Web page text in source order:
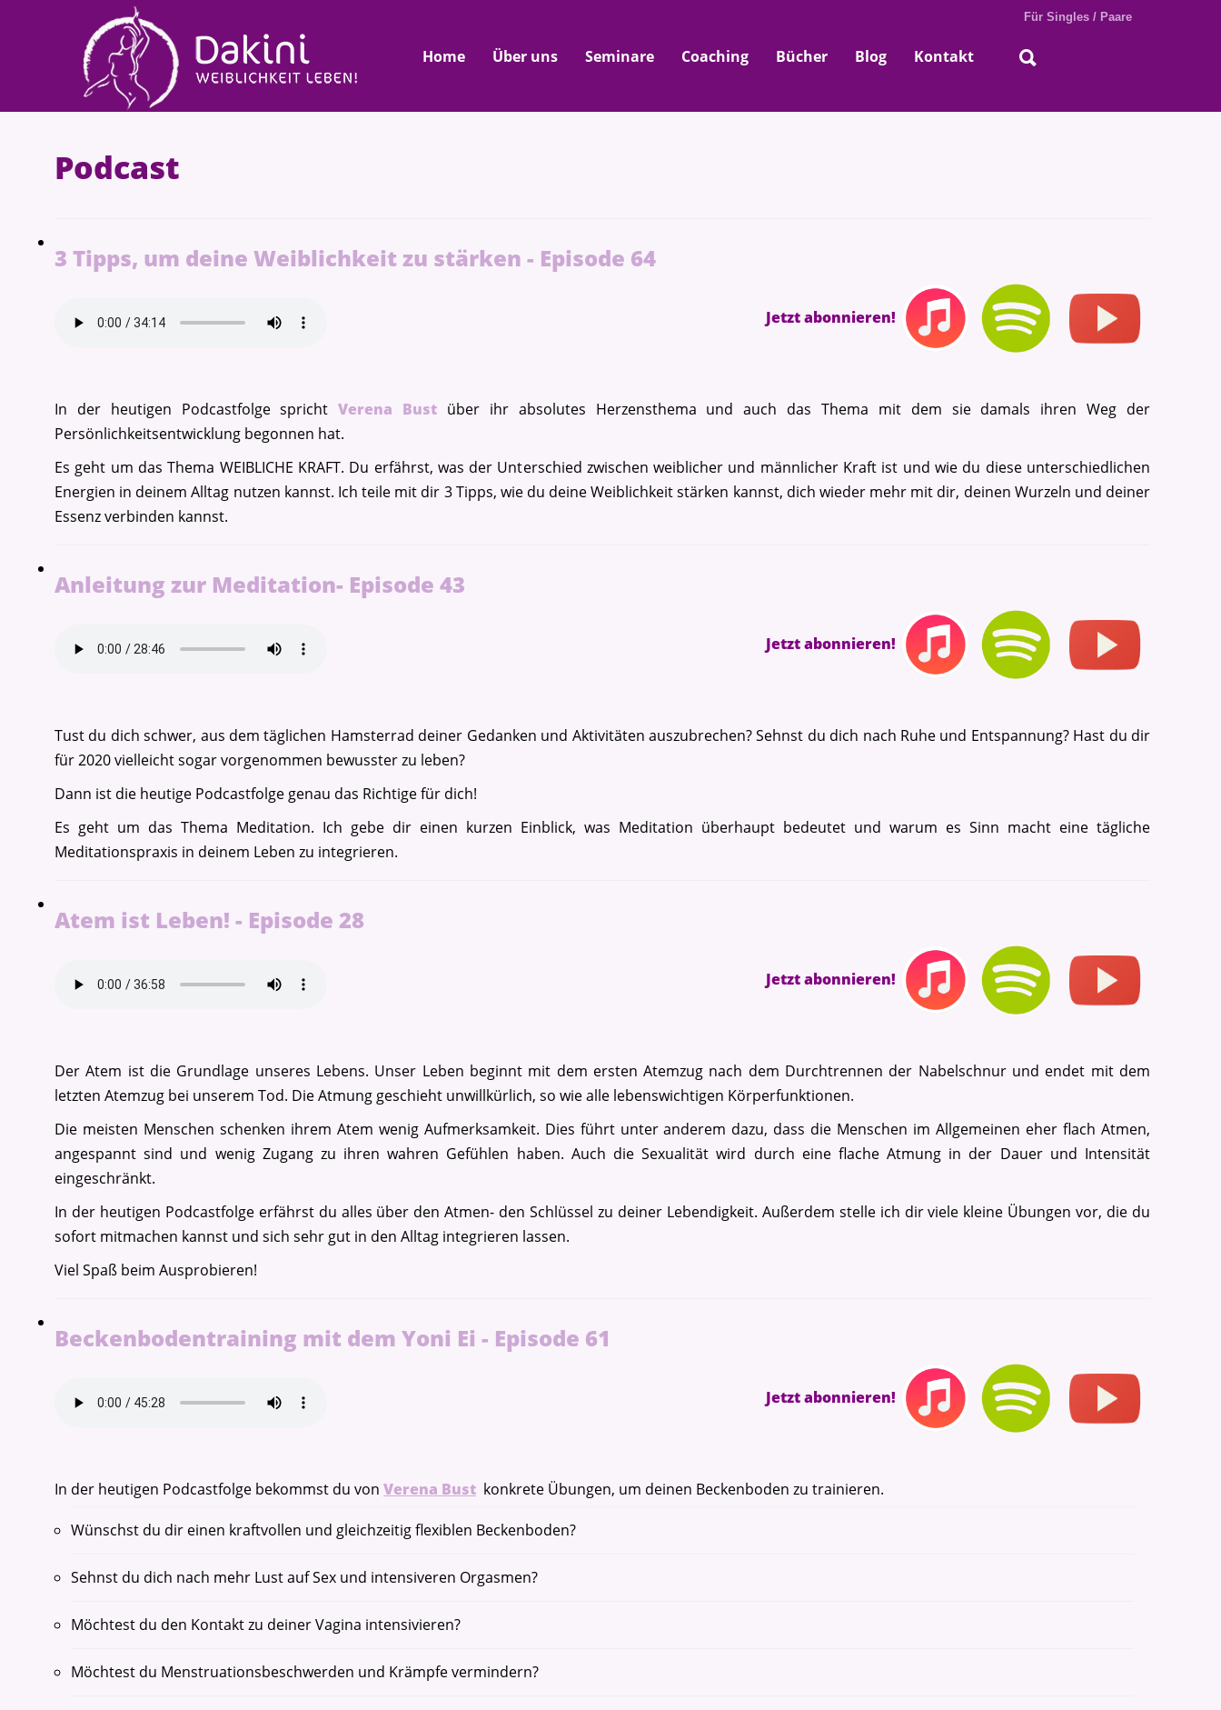
Für Singles / Paare
Home Über uns Seminare Coaching Bücher Blog Kontakt
Podcast
3 Tipps, um deine Weiblichkeit zu stärken - Episode 64
Jetzt abonnieren!
In der heutigen Podcastfolge sprichtVerena Bust über ihr absolutes Herzensthema und auch das Thema mit dem sie damals ihren Weg der
Persönlichkeitsentwicklung begonnen hat.
Es geht um das Thema WEIBLICHE KRAFT. Du erfährst, was der Unterschied zwischen weiblicher und männlicher Kraft ist und wie du diese unterschiedlichen
Energien in deinem Alltag nutzen kannst. Ich teile mit dir 3 Tipps, wie du deine Weiblichkeit stärken kannst, dich wieder mehr mit dir, deinen Wurzeln und deiner
Essenz verbinden kannst.
Anleitung zur Meditation- Episode 43
Jetzt abonnieren!
Tust du dich schwer, aus dem täglichen Hamsterrad deiner Gedanken und Aktivitäten auszubrechen? Sehnst du dich nach Ruhe und Entspannung? Hast du dir
für 2020 vielleicht sogar vorgenommen bewusster zu leben?
Dann ist die heutige Podcastfolge genau das Richtige für dich!
Es geht um das Thema Meditation. Ich gebe dir einen kurzen Einblick, was Meditation überhaupt bedeutet und warum es Sinn macht eine tägliche
Meditationspraxis in deinem Leben zu integrieren.
Atem ist Leben! - Episode 28
Jetzt abonnieren!
Der Atem ist die Grundlage unseres Lebens. Unser Leben beginnt mit dem ersten Atemzug nach dem Durchtrennen der Nabelschnur und endet mit dem
letzten Atemzug bei unserem Tod. Die Atmung geschieht unwillkürlich, so wie alle lebenswichtigen Körperfunktionen.
Die meisten Menschen schenken ihrem Atem wenig Aufmerksamkeit. Dies führt unter anderem dazu, dass die Menschen im Allgemeinen eher flach Atmen,
angespannt sind und wenig Zugang zu ihren wahren Gefühlen haben. Auch die Sexualität wird durch eine flache Atmung in der Dauer und Intensität
eingeschränkt.
In der heutigen Podcastfolge erfährst du alles über den Atmen- den Schlüssel zu deiner Lebendigkeit. Außerdem stelle ich dir viele kleine Übungen vor, die du
sofort mitmachen kannst und sich sehr gut in den Alltag integrieren lassen.
Viel Spaß beim Ausprobieren!
Beckenbodentraining mit dem Yoni Ei - Episode 61
Jetzt abonnieren!
In der heutigen Podcastfolge bekommst du von Verena Bust konkrete Übungen, um deinen Beckenboden zu trainieren.
Wünschst du dir einen kraftvollen und gleichzeitig flexiblen Beckenboden?
Sehnst du dich nach mehr Lust auf Sex und intensiveren Orgasmen?
Möchtest du den Kontakt zu deiner Vagina intensivieren?
Möchtest du Menstruationsbeschwerden und Krämpfe vermindern?